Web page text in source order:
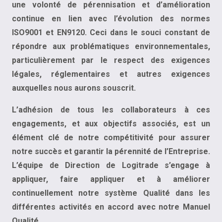
nous permettra d’accroitre nos performances
ainsi que nos interactions avec nos clients.
une volonté de pérennisation et d’amélioration
continue en lien avec l’évolution des normes
ISO9001 et EN9120. Ceci dans le souci constant de
répondre aux problématiques environnementales,
particulièrement par le respect des exigences
légales, réglementaires et autres exigences
auxquelles nous aurons souscrit.
L’adhésion de tous les collaborateurs à ces
engagements, et aux objectifs associés, est un
élément clé de notre compétitivité pour assurer
notre succès et garantir la pérennité de l’Entreprise.
L’équipe de Direction de Logitrade s’engage à
appliquer, faire appliquer et à améliorer
continuellement notre système Qualité dans les
différentes activités en accord avec notre Manuel